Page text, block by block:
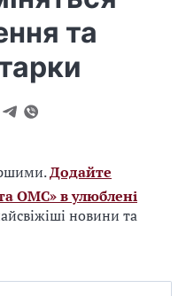
та
Додайте
ОМС» в улюблені
новини та